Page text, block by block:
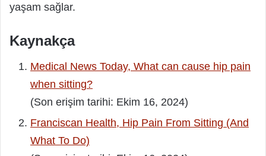
yaşam sağlar.
Kaynakça
Medical News Today, What can cause hip pain
when sitting?
(Son erişim tarihi: Ekim 16, 2024)
Franciscan Health, Hip Pain From Sitting (And
What To Do)